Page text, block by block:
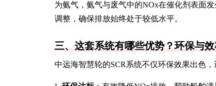
为氨气，氨气与废气中的NOx在催化剂表面
调整，确保排放始终处于较低水平。
三、这套系统有哪些优势？环保与
中远海智慧轮的SCR系统不仅环保效果出色，